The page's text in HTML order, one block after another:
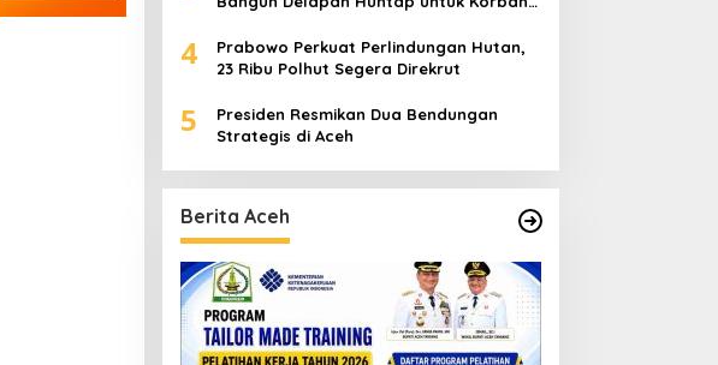
4
Prabowo Perkuat Perlindungan Hutan,
23 Ribu Polhut Segera Direkrut
5
Presiden Resmikan Dua Bendungan
Strategis di Aceh
Berita Aceh